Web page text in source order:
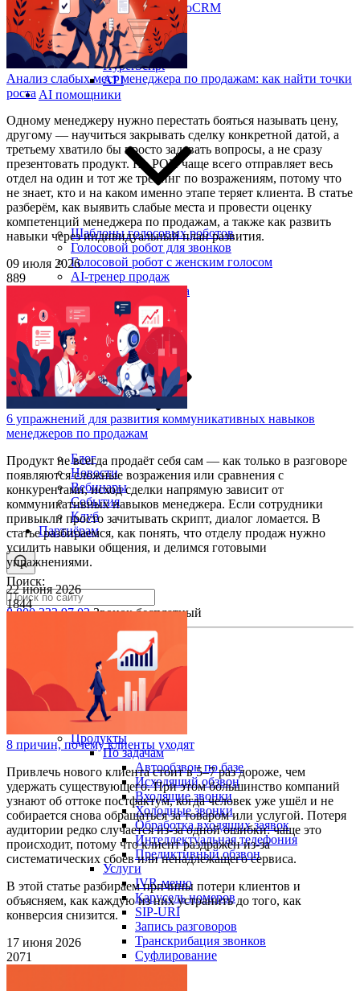
Виджет для amoCRM
Битрикс24
SMS-центр
ЭнвиБокс
HyperScript
API
AI помощники
Шаблоны голосовых роботов
Голосовой робот для звонков
Голосовой робот с женским голосом
AI-тренер продаж
AI речевая аналитика
Кейсы
Мероприятия и новости
Блог
Новости
Вебинары
События
Клуб
Партнёрам
Поиск:
8 800 333 97 02 Звонок бесплатный
Поиск:
Тарифы и цены
Продукты
По задачам
Автообзвон по базе
Исходящий обзвон
Входящие звонки
Холодные звонки
Обработка входящих заявок
Интеллектуальная телефония
Предиктивный обзвон
Услуги
IVR-меню
Карусель номеров
SIP-URI
Запись разговоров
Транскрибация звонков
Суфлирование
Анализ слабых мест менеджера по продажам: как найти точки
роста
Одному менеджеру нужно перестать бояться называть цену,
другому — научиться закрывать сделку конкретной датой, а
третьему хватило бы просто задавать вопросы, а не сразу
презентовать продукт. Но РОП чаще всего отправляет весь
отдел на один и тот же тренинг по возражениям, потому что
не знает, кто и на каком именно этапе теряет клиента. В статье
разберём, как выявить слабые места и провести оценку
компетенций менеджера по продажам, а также как развить
навыки через индивидуальный план развития.
09 июля 2026
889
6 упражнений для развития коммуникативных навыков
менеджеров по продажам
Продукт не всегда продаёт себя сам — как только в разговоре
появляются сложные возражения или сравнения с
конкурентами, исход сделки напрямую зависит от
коммуникативных навыков менеджера. Если сотрудники
привыкли просто зачитывать скрипт, диалог ломается. В
статье разбираемся, как понять, что отделу продаж нужно
усилить навыки общения, и делимся готовыми
упражнениями.
22 июня 2026
1844
8 причин, почему клиенты уходят
Привлечь нового клиента стоит в 5–7 раз дороже, чем
удержать существующего. При этом большинство компаний
узнают об оттоке постфактум, когда человек уже ушёл и не
собирается снова обращаться за товаром или услугой. Потеря
аудитории редко случается из-за одной ошибки: чаще это
происходит, потому что клиент раздражён из-за
систематических сбоев или ненадлежащего сервиса.
В этой статье разбираем причины потери клиентов и
объясняем, как каждую из них устранить до того, как
конверсия снизится.
17 июня 2026
2071